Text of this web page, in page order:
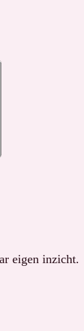
eigen inzicht.